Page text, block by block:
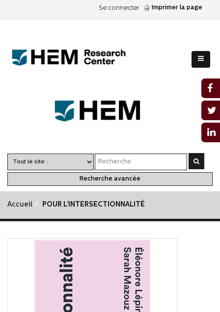
Se connecter Imprimer la page
Recherche avancée
Accueil POUR L’INTERSECTIONNALITÉ